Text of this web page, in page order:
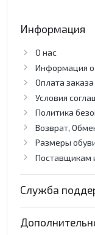
Информация
О нас
Информация о
Оплата заказа
Условия
Политика
Возврат,
Размеры
Поставщикам
Служба